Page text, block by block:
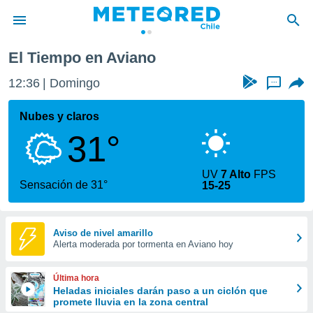
de
por
que se
calidad.
a este
las
y
forma
digital
basada
El Tiempo en Aviano
12:36 Domingo ...
Nubes y claros
31°
Sensación de 31°
UV7 Alto FPS
15-25
Aviso de nivel amarillo
Alerta moderada por tormenta en Aviano hoy
Última hora
Heladas iniciales darán paso a un ciclón que
promete lluvia en la zona central